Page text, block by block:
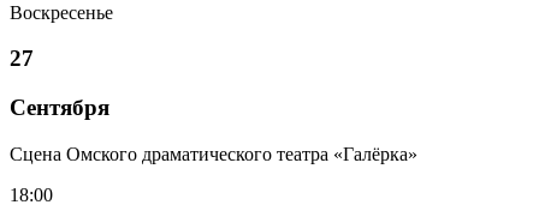
Воскресенье
27
Сентября
Сцена Омского драматического театра «Галёрка»
18:00